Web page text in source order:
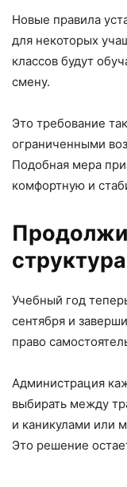
Новые правила
для некоторых
классов будут
смену.
Это требование
ограниченными
Подобная мера
комфортную и
Учебный год
сентября и
право
Администрация
выбирать между
и каникулами или
Это решение